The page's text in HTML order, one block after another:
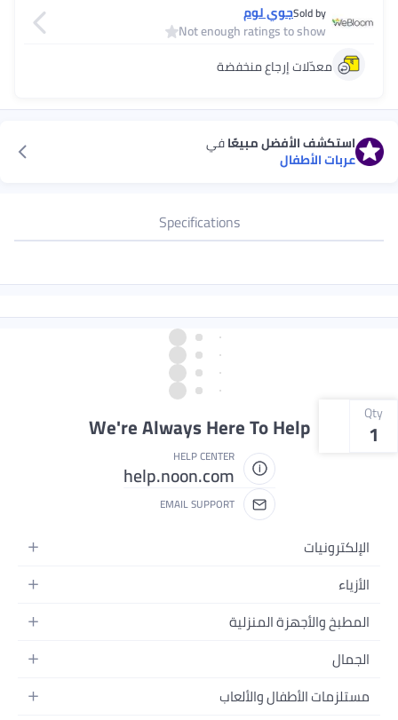
Sold byجوي لوم
Not enough ratings to show
معدّلات إرجاع منخفضة
استكشف الأفضل مبيعًافي
عربات الأطفال
Specifications
Qty
1
We're Always Here To Help
HELP CENTER
help.noon.com
EMAIL SUPPORT
الإلكترونيات
الجوالات
اللابتوبات
الأجهزة المنزلية
التلفزيونات
الأزياء
أزياء نسائية
أزياء البنات
أزياء الأولاد
المطبخ والأجهزة المنزلية
الحمام
المطبخ والسفرة
الجمال
العطور
مستلزمات الأطفال والألعاب